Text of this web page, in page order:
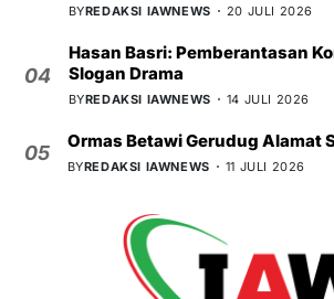
BYREDAKSI IAWNEWS 20 JULI 2026
04
Hasan Basri: Pemberantasan
Slogan Drama
BYREDAKSI IAWNEWS 14 JULI 2026
05
Ormas Betawi Gerudug Alamat
BYREDAKSI IAWNEWS 11 JULI 2026